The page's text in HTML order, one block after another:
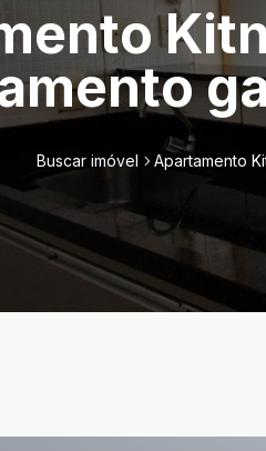
Buscar imóvel Apartamento